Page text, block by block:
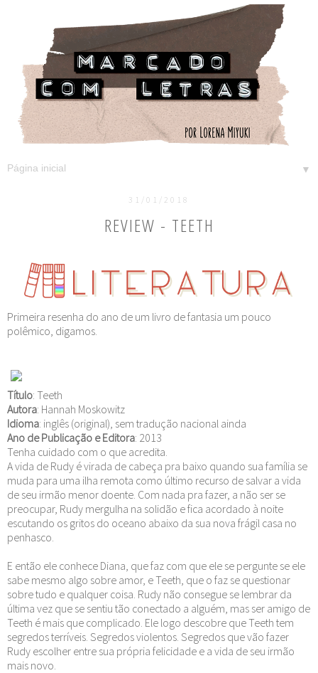
▼
31/01/2018
REVIEW - TEETH
Primeira resenha do ano de um livro de fantasia um pouco
polêmico, digamos.
Título: Teeth
Autora: Hannah Moskowitz
Idioma: inglês (original), sem tradução nacional ainda
Ano de Publicação e Editora: 2013
Tenha cuidado com o que acredita.
A vida de Rudy é virada de cabeça pra baixo quando sua família se
muda para uma ilha remota como último recurso de salvar a vida
de seu irmão menor doente. Com nada pra fazer, a não ser se
preocupar, Rudy mergulha na solidão e fica acordado à noite
escutando os gritos do oceano abaixo da sua nova frágil casa no
penhasco.
E então ele conhece Diana, que faz com que ele se pergunte se ele
sabe mesmo algo sobre amor, e Teeth, que o faz se questionar
sobre tudo e qualquer coisa. Rudy não consegue se lembrar da
última vez que se sentiu tão conectado a alguém, mas ser amigo de
Teeth é mais que complicado. Ele logo descobre que Teeth tem
segredos terríveis. Segredos violentos. Segredos que vão fazer
Rudy escolher entre sua própria felicidade e a vida de seu irmão
mais novo.